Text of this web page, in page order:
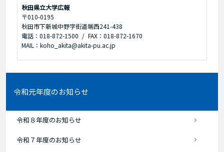
秋田県立大学広報
〒010-0195
秋田市下新城中野字街道端西241-438
電話：018-872-1500
FAX：018-872-1670
MAIL：koho_akita@akita-pu.ac.jp
令和元年度のお知らせ
令和８年度のお知らせ
令和７年度のお知らせ